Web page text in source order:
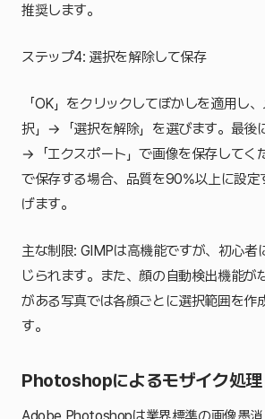
推奨します。
ステップ4: 選択を解除して保存
「OK」をクリックしてぼかしを適用し
択」→「選択を解除」を選びます。最後
→「エクスポート」で画像を保存してく
で保存する場合、品質を90%以上に設定
げます。
主な制限: GIMPは高機能ですが、初心者
じられます。また、顔の自動検出機能が
がある写真では各顔ごとに選択範囲を作
す。
Photoshopによるモザイク処理